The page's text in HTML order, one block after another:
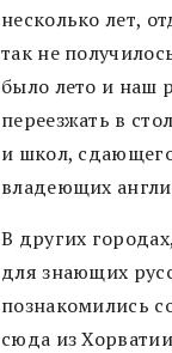
несколько лет,
так не
было лето и наш
переезжать в
и школ,
владеющих
В других
для знающих
познакомились
сюда из